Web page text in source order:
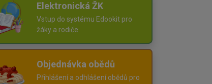
Elektronická ŽK
Vstup do systému Edookit pro
žáky a rodiče
Objednávka obědů
Přihlášení a odhlášení obědů pro